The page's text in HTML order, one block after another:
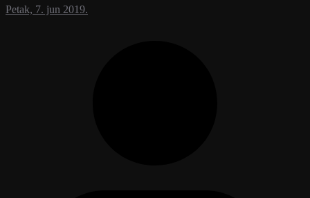
Petak, 7. jun 2019.